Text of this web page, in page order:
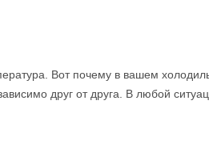
Вот почему в вашем
друг от друга. В любой